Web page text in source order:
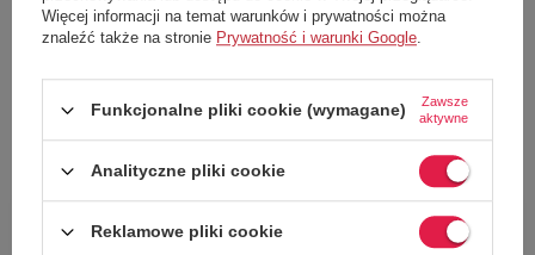
Najniższa cena z 30 dni przed obniżką:
Najniższa cena z 30 dni przed obniżką:
75,00 zł
XS
49%
Więcej informacji na temat warunków i prywatności można
znaleźć także na stronie Prywatność i warunki Google.
Funkcjonalne pliki cookie (wymagane)
Zawsze
aktywne
Analityczne pliki cookie
Reklamowe pliki cookie